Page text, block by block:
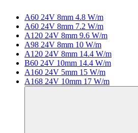
A60 24V 8mm 4.8 W/m
A60 24V 8mm 7.2 W/m
A120 24V 8mm 9.6 W/m
A98 24V 8mm 10 W/m
A120 24V 8mm 14.4 W/m
B60 24V 10mm 14.4 W/m
A160 24V 5mm 15 W/m
A168 24V 10mm 17 W/m